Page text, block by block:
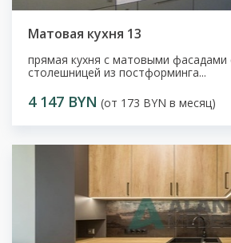
Матовая кухня 13
прямая кухня с матовыми фасадами
столешницей из постформинга...
4 147 BYN (от 173 BYN в месяц)